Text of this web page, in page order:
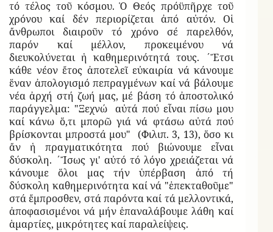
τό τέλος τοῦ κόσμου. Ὁ Θεός πρόϋπῆρχε τοῦ
χρόνου καί δέν περιορίζεται ἀπό αὐτόν. Οἱ
ἄνθρωποι διαιροῦν τό χρόνο σέ παρελθόν,
παρόν καί μέλλον, προκειμένου νά
διευκολύνεται ἡ καθημερινότητά τους. ΄Ἔτσι
κάθε νέον ἔτος ἀποτελεῖ εὐκαιρία νά κάνουμε
ἕναν ἀπολογισμό πεπραγμένων καί νά βάλουμε
νέα ἀρχή στή ζωή μας, μέ βάση τό ἀποστολικό
παράγγελμα: "Ξεχνώ αὐτά πού εἶναι πίσω μου
καί κάνω ὅ,τι μπορῶ γιά νά φτάσω αὐτά πού
βρίσκονται μπροστά μου" (Φιλιπ. 3, 13), ὅσο κι
ἄν ἡ πραγματικότητα πού βιώνουμε εἶναι
δύσκολη. ΄Ἴσως γι' αὐτό τό λόγο χρειάζεται νά
κάνουμε ὅλοι μας τήν ὑπέρβαση ἀπό τή
δύσκολη καθημερινότητα καί νά "ἐπεκταθοῦμε"
στά ἔμπροσθεν, στά παρόντα καί τά μελλοντικά,
ἀποφασισμένοι νά μήν ἐπαναλάβουμε λάθη καί
ἁμαρτίες, μικρότητες καί παραλείψεις.